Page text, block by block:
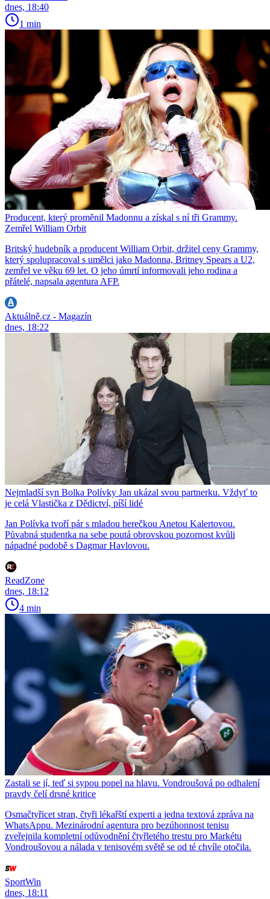
dnes, 18:40
1 min
Producent, který proměnil Madonnu a získal s ní tři Grammy.
Zemřel William Orbit
Britský hudebník a producent William Orbit, držitel ceny Grammy,
který spolupracoval s umělci jako Madonna, Britney Spears a U2,
zemřel ve věku 69 let. O jeho úmrtí informovali jeho rodina a
přátelé, napsala agentura AFP.
Aktuálně.cz - Magazín
dnes, 18:22
Nejmladší syn Bolka Polívky Jan ukázal svou partnerku. Vždyť to
je celá Vlastička z Dědictví, píší lidé
Jan Polívka tvoří pár s mladou herečkou Anetou Kalertovou.
Půvabná studentka na sebe poutá obrovskou pozornost kvůli
nápadné podobě s Dagmar Havlovou.
ReadZone
dnes, 18:12
4 min
Zastali se jí, teď si sypou popel na hlavu. Vondroušová po odhalení
pravdy čelí drsné kritice
Osmačtyřicet stran, čtyři lékařští experti a jedna textová zpráva na
WhatsAppu. Mezinárodní agentura pro bezúhonnost tenisu
zveřejnila kompletní odůvodnění čtyřletého trestu pro Markétu
Vondroušovou a nálada v tenisovém světě se od té chvíle otočila.
SportWin
dnes, 18:11